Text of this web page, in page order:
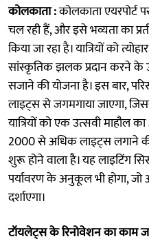
कोलकाता :कोलकाता एयरपोर्ट
चल रही हैं, और इसे भव्यता का
किया जा रहा है। यात्रियों को
सांस्कृतिक झलक प्रदान करने के
सजाने की योजना है। इस बार,
लाइट्स से जगमगाया जाएगा,
यात्रियों को एक उत्सवी माहौल
2000 से अधिक लाइट्स लगाने
शुरू होने वाला है। यह लाइटिंग
पर्यावरण के अनुकूल भी होगा,
दर्शाएगा।
टॉयलेट्स के रिनोवेशन का काम